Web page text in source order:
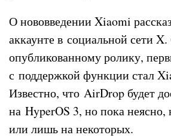
О нововведении Xiaomi
аккаунте в социальной сети
опубликованному ролику,
с поддержкой функции стал
Известно, что AirDrop будет
на HyperOS 3, но пока неясно,
или лишь на некоторых.